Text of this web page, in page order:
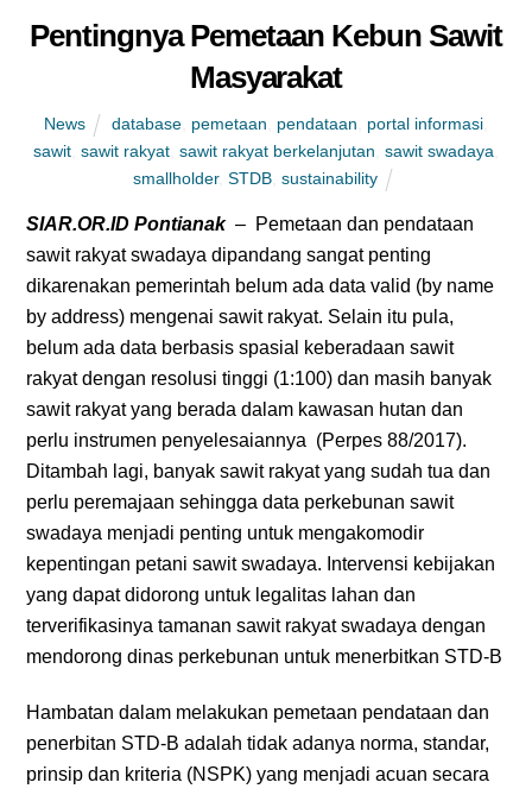
Pentingnya Pemetaan Kebun Sawit
Masyarakat
News database, pemetaan pendataan portal informasi,
sawit sawit rakyat sawit rakyat berkelanjutan sawit swadaya
smallholder,STDB ,sustainability
SIAR.OR.ID Pontianak– Pemetaan dan pendataan
sawit rakyat swadaya dipandang sangat penting
dikarenakan pemerintah belum ada data valid (by name
by address) mengenai sawit rakyat. Selain itu pula,
belum ada data berbasis spasial keberadaan sawit
rakyat dengan resolusi tinggi (1:100) dan masih banyak
sawit rakyat yang berada dalam kawasan hutan dan
perlu instrumen penyelesaiannya (Perpes 88/2017).
Ditambah lagi, banyak sawit rakyat yang sudah tua dan
perlu peremajaan sehingga data perkebunan sawit
swadaya menjadi penting untuk mengakomodir
kepentingan petani sawit swadaya. Intervensi kebijakan
yang dapat didorong untuk legalitas lahan dan
terverifikasinya tamanan sawit rakyat swadaya dengan
mendorong dinas perkebunan untuk menerbitkan STD-B
Hambatan dalam melakukan pemetaan pendataan dan
penerbitan STD-B adalah tidak adanya norma, standar,
prinsip dan kriteria (NSPK) yang menjadi acuan secara